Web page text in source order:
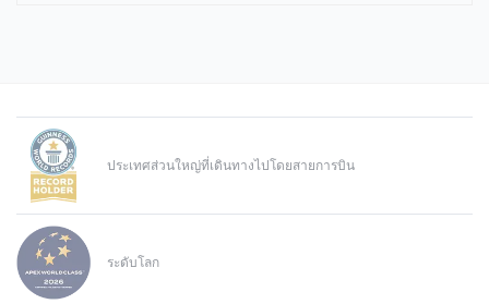
ประเทศส่วนใหญ่ที่เดินทางไปโดยสายการบิน
ระดับโลก